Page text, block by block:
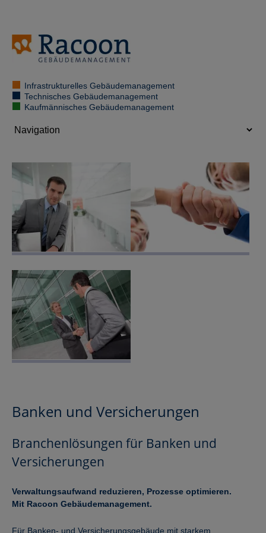
Infrastrukturelles Gebäudemanagement
Technisches Gebäudemanagement
Kaufmännisches Gebäudemanagement
Banken und Versicherungen
Branchenlösungen für Banken und
Versicherungen
Verwaltungsaufwand reduzieren, Prozesse optimieren.
Mit Racoon Gebäudemanagement.
Für Banken- und Versicherungsgebäude mit starkem